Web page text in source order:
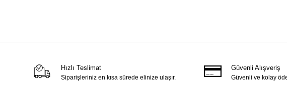
Hızlı Teslimat
Siparişleriniz en kısa sürede elinize ulaşır.
Güvenli Alışveriş
Güvenli ve kolay